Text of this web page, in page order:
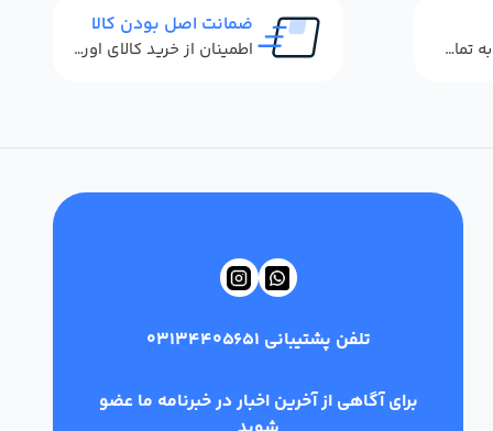
پاسخگویی سریع به تماس‌ها و پیام‌ها
ضمانت اصل بودن کالا
اطمینان از خرید کالای اورجینال
تلفن پشتیبانی 03134405651
برای آگاهی از آخرین اخبار در خبرنامه ما عضو